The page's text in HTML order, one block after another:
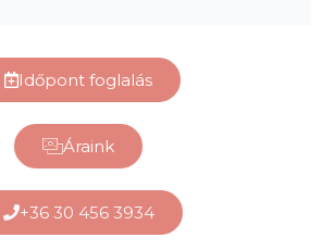
Időpont foglalás
Áraink
+36 30 456 3934